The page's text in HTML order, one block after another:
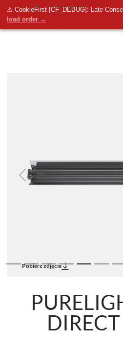
⚠ CookieFirst [CF_DEBUG]: Late
load order →
Previous
Pobierz zdjęcie